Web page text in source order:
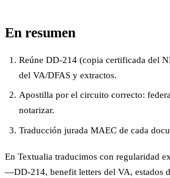
En resumen
Reúne DD-214 (copia certificada del
del VA/DFAS y extractos.
Apostilla por el circuito correcto:
notarizar.
Traducción jurada MAEC de cada
En Textualia traducimos con regularidad
—DD-214, benefit letters del VA, estados